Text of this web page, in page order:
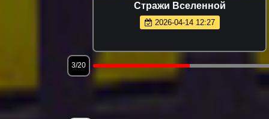
Стражи Вселенной
2026-04-14 12:27
3/20